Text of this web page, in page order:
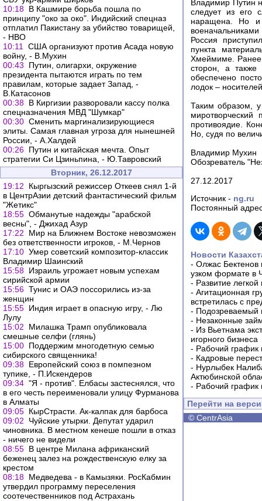
10:18 В Кашмире борьба пошла по
принципу "око за око". Индийский спецназ
отплатил Пакистану за убийство товарищей,
- НВО
10:11
США организуют против Асада новую
войну, - В.Мухин
00:43
Путин, олигархи, окружение
президента пытаются играть по тем
правилам, которые задает Запад, -
В.Катасонов
00:38 В Киргизии разворовали кассу полка
спецназначения МВД "Шумкар"
00:30 Сменить маргинализирующиеся
элиты. Самая главная угроза для нынешней
России, - А.Халдей
00:26 Путин и китайская мечта. Опыт
стратегии Си Цзиньпина, - Ю.Тавровский
Вторник, 26.12.2017
19:12
Кыргызский режиссер Откеев снял 1-й
в ЦентрАзии детский фантастический фильм
"Жетикс"
18:55 Обманутые надежды "арабской
весны", - Джихад Азур
17:22
Мир на Ближнем Востоке невозможен
без ответственности игроков, - М.Чернов
17:10 Умер советский композитор-классик
Владимир Шаинский
15:58 Израиль угрожает новым успехам
сирийской армии
15:56 Тунис и ОАЭ поссорились из-за
женщин
15:55 Индия играет в опасную игру, - Лю
Лулу
15:02
Милашка Трамп опубликовала
смешные селфи (глянь)
15:00 Поддержим многодетную семью
сибирского священника!
09:38 Европейский союз в помпезном
тупике, - П.Искендеров
09:34 "Я - против". Елбасы застеснялся, что
в его честь переименовали улицу Фурманова
в Алматы
09:05 КырСтрасти. Ак-калпак для барбоса
09:02
Чуйские утырки. Депутат ударил
чиновника. В местном кенеше пошли в отказ
- ничего не видели
08:55 В центре Милана африканский
беженец залез на рождественскую елку за
крестом
08:18 Медведева - в Камызяки. РосКабмин
утвердил программу переселения
соотечественников под Астрахань
Владимир Путин
следует из его
наращена. Но и
Россия
пункта
Хмеймиме. Ранее
сторон, а также
обеспечено
лодок –
Таким образом, у
противоядие.
Но, судя по
Владимир Мухин
Обозреватель
27.12.2017
Источник - ng.ru
Постоянный
Новости
- Олжас Бектенов
узком формате в
- Развитие
- Агитационная
встретилась с
- Подозреваемый
- Незаконные
- Из Вьетнама
игорного бизнеса
- Рабочий график
- Кадровые
- Нурлыбек
Актюбинской
- Рабочий график
Перейти на
© CentrAsia